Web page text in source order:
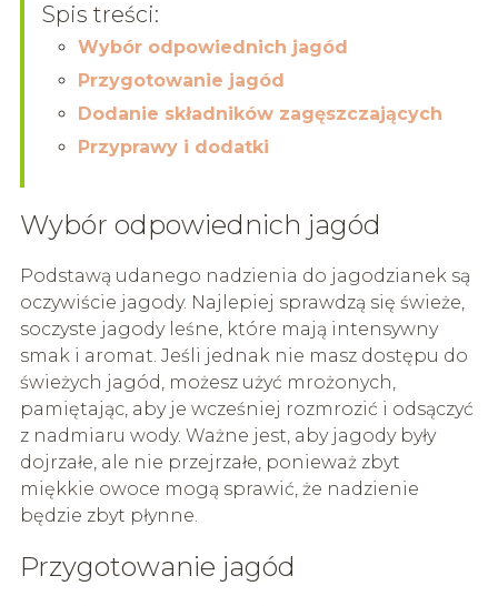
Spis treści:
Wybór odpowiednich jagód
Przygotowanie jagód
Dodanie składników zagęszczających
Przyprawy i dodatki
Wybór odpowiednich jagód
Podstawą udanego nadzienia do jagodzianek są
oczywiście jagody. Najlepiej sprawdzą się świeże,
soczyste jagody leśne, które mają intensywny
smak i aromat. Jeśli jednak nie masz dostępu do
świeżych jagód, możesz użyć mrożonych,
pamiętając, aby je wcześniej rozmrozić i odsączyć
z nadmiaru wody. Ważne jest, aby jagody były
dojrzałe, ale nie przejrzałe, ponieważ zbyt
miękkie owoce mogą sprawić, że nadzienie
będzie zbyt płynne.
Przygotowanie jagód